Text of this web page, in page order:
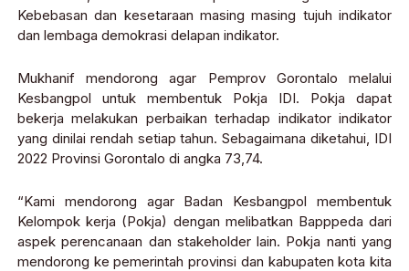
Kebebasan dan kesetaraan masing masing tujuh indikator
dan lembaga demokrasi delapan indikator.
Mukhanif mendorong agar Pemprov Gorontalo melalui
Kesbangpol untuk membentuk Pokja IDI. Pokja dapat
bekerja melakukan perbaikan terhadap indikator indikator
yang dinilai rendah setiap tahun. Sebagaimana diketahui, IDI
2022 Provinsi Gorontalo di angka 73,74.
“Kami mendorong agar Badan Kesbangpol membentuk
Kelompok kerja (Pokja) dengan melibatkan Bapppeda dari
aspek perencanaan dan stakeholder lain. Pokja nanti yang
mendorong ke pemerintah provinsi dan kabupaten kota kita